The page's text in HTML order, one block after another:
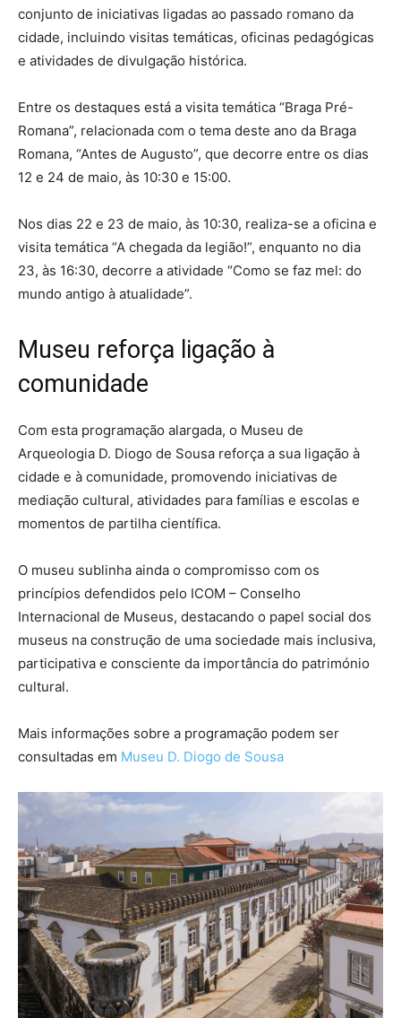
conjunto de iniciativas ligadas ao passado romano da
cidade, incluindo visitas temáticas, oficinas pedagógicas
e atividades de divulgação histórica.
Entre os destaques está a visita temática “Braga Pré-
Romana”, relacionada com o tema deste ano da Braga
Romana, “Antes de Augusto”, que decorre entre os dias
12 e 24 de maio, às 10:30 e 15:00.
Nos dias 22 e 23 de maio, às 10:30, realiza-se a oficina e
visita temática “A chegada da legião!”, enquanto no dia
23, às 16:30, decorre a atividade “Como se faz mel: do
mundo antigo à atualidade”.
Museu reforça ligação à
comunidade
Com esta programação alargada, o Museu de
Arqueologia D. Diogo de Sousa reforça a sua ligação à
cidade e à comunidade, promovendo iniciativas de
mediação cultural, atividades para famílias e escolas e
momentos de partilha científica.
O museu sublinha ainda o compromisso com os
princípios defendidos pelo ICOM – Conselho
Internacional de Museus, destacando o papel social dos
museus na construção de uma sociedade mais inclusiva,
participativa e consciente da importância do património
cultural.
Mais informações sobre a programação podem ser
consultadas em Museu D. Diogo de Sousa